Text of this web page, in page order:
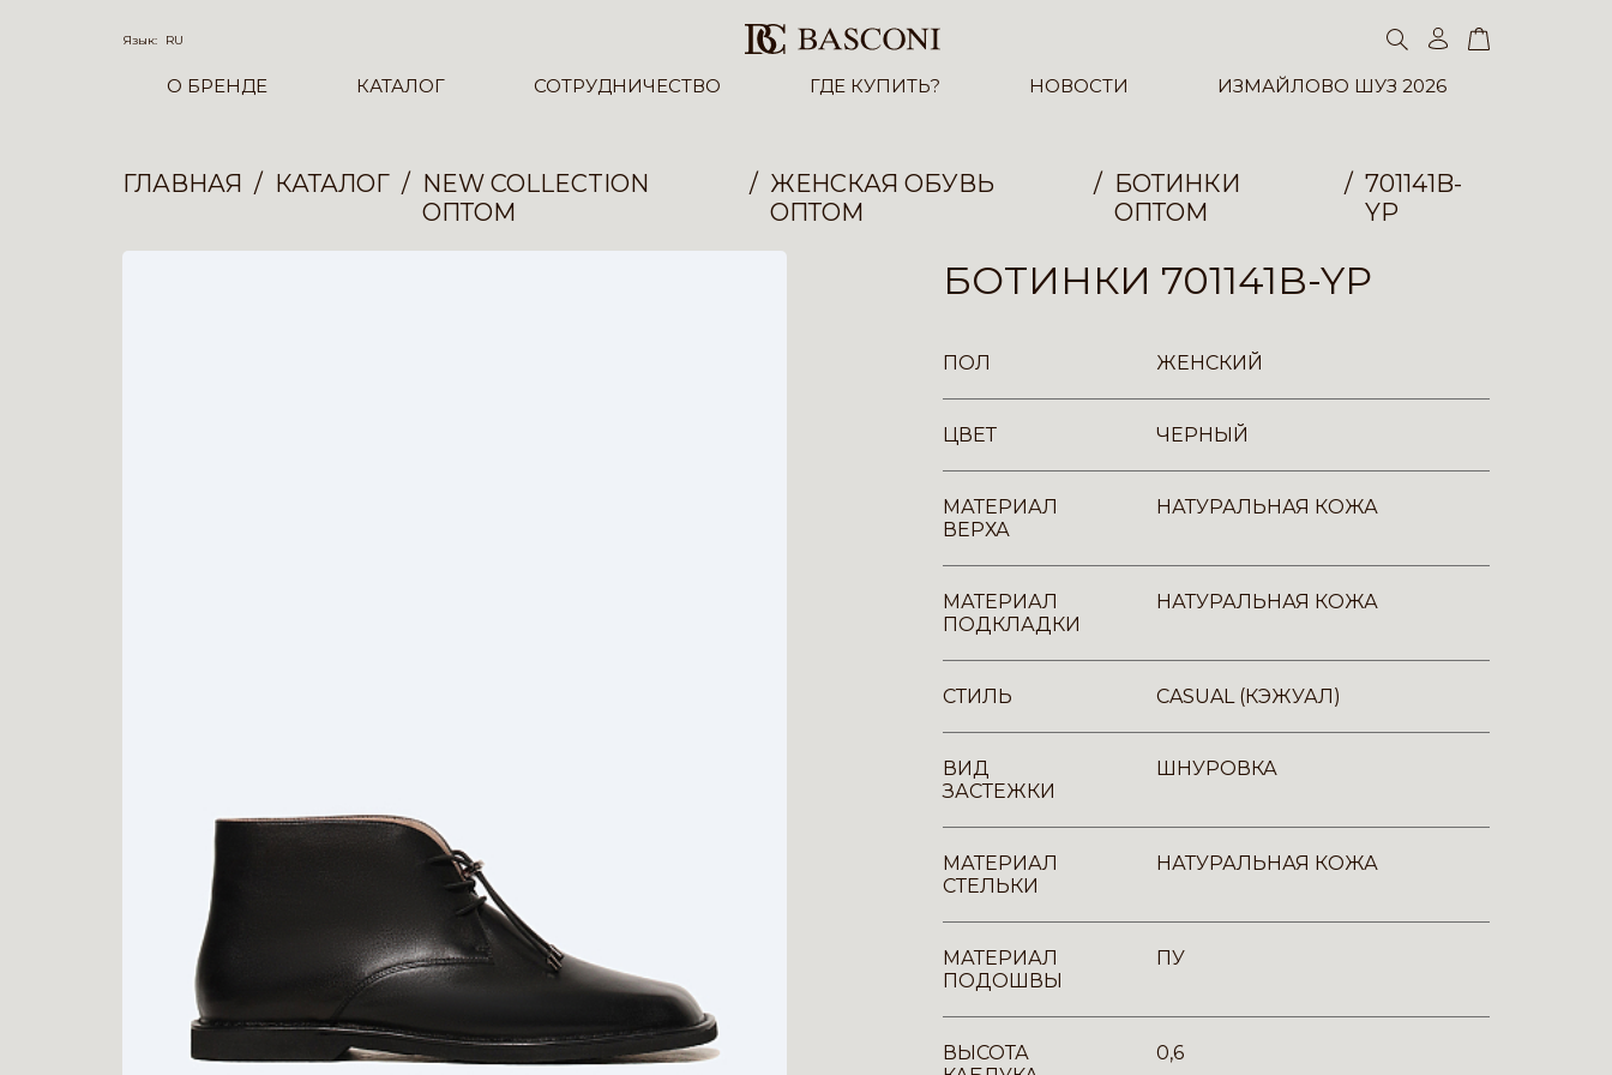
Язык: RU
О БРЕНДЕ КАТАЛОГ СОТРУДНИЧЕСТВО ГДЕ КУПИТЬ? НОВОСТИ ИЗМАЙЛОВО ШУЗ 2026
ГЛАВНАЯ КАТАЛОГ
NEW COLLECTION
ОПТОМ
ЖЕНСКАЯ ОБУВЬ
ОПТОМ
БОТИНКИ
ОПТОМ
701141B-
YP
БОТИНКИ 701141B-YP
ПОЛ ЖЕНСКИЙ
ЦВЕТ ЧЕРНЫЙ
МАТЕРИАЛ
ВЕРХА
НАТУРАЛЬНАЯ КОЖА
МАТЕРИАЛ
ПОДКЛАДКИ
НАТУРАЛЬНАЯ КОЖА
СТИЛЬ CASUAL (КЭЖУАЛ)
ВИД
ЗАСТЕЖКИ
ШНУРОВКА
МАТЕРИАЛ
СТЕЛЬКИ
НАТУРАЛЬНАЯ КОЖА
МАТЕРИАЛ
ПОДОШВЫ
ПУ
ВЫСОТА
0,6